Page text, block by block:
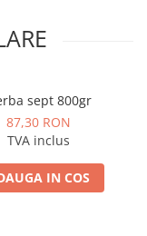
sept 800gr
87,30 RON
TVA inclus
IN COS